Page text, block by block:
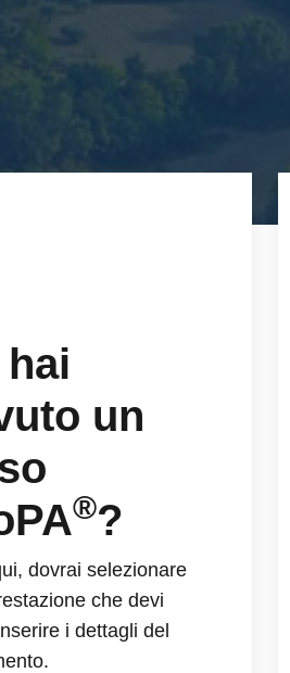
un
®?
dovrai selezionare
che devi
i dettagli del